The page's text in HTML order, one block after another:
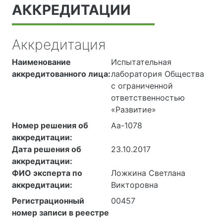
АККРЕДИТАЦИИ
Аккредитация
Наименование
аккредитованного лица:
Испытательная
лаборатория Общества
с ограниченной
ответственностью
«Развитие»
Номер решения об
аккредитации:
Аа-1078
Дата решения об
аккредитации:
23.10.2017
ФИО эксперта по
аккредитации:
Ложкина Светлана
Викторовна
Регистрационный
номер записи в реестре
00457